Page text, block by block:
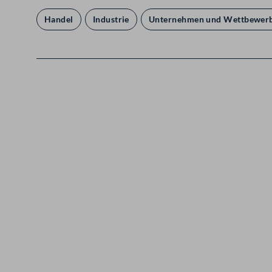
Handel Industrie Unternehmen und